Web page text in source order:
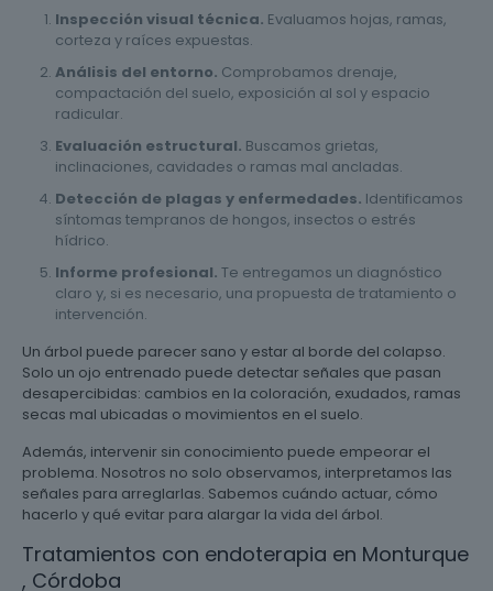
Inspección visual técnica. Evaluamos hojas, ramas,
corteza y raíces expuestas.
Análisis del entorno. Comprobamos drenaje,
compactación del suelo, exposición al sol y espacio
radicular.
Evaluación estructural. Buscamos grietas,
inclinaciones, cavidades o ramas mal ancladas.
Detección de plagas y enfermedades. Identificamos
síntomas tempranos de hongos, insectos o estrés
hídrico.
Informe profesional. Te entregamos un diagnóstico
claro y, si es necesario, una propuesta de tratamiento o
intervención.
Un árbol puede parecer sano y estar al borde del colapso.
Solo un ojo entrenado puede detectar señales que pasan
desapercibidas: cambios en la coloración, exudados, ramas
secas mal ubicadas o movimientos en el suelo.
Además, intervenir sin conocimiento puede empeorar el
problema. Nosotros no solo observamos, interpretamos las
señales para arreglarlas. Sabemos cuándo actuar, cómo
hacerlo y qué evitar para alargar la vida del árbol.
Tratamientos con endoterapia en Monturque
, Córdoba